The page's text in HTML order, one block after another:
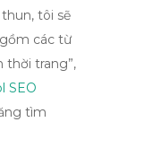
tôi sẽ
các từ
thời trang”,
SEO
tìm